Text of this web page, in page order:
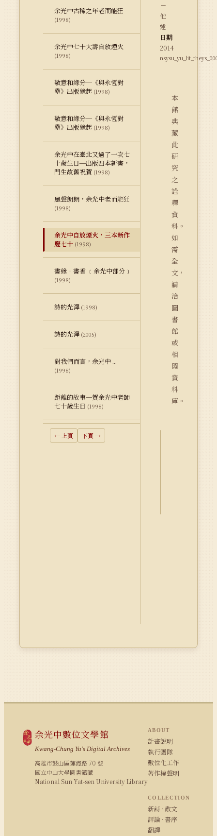
余光中古稀之年老而能狂
(1998)
余光中七十大壽自放煙火
(1998)
敬意和緣分─《與永恆對
壘》出版緣起 (1998)
敬意和緣分─《與永恆對
壘》出版緣起 (1998)
余光中在臺北又過了一次七
十歲生日─出版四本新書，
門生故舊祝賀 (1998)
風聲朗朗，余光中老而能狂
(1998)
余光中自放煙火，三本新作
慶七十 (1998)
書緣‧書香 ﹝余光中部分﹞
(1998)
詩的光澤 (1998)
詩的光澤 (2005)
對我們而言，余光中 ...
(1998)
距離的故事─賀余光中老師
七十歲生日 (1998)
← 上頁 下頁 →
－
他
述
日期
2014
本
館
典
藏
此
研
究
之
詮
釋
資
料。
如
需
全
文，
請
洽
圖
書
館
或
相
關
資
料
庫。
余光中數位文學館
Kwang-Chung Yu's Digital Archives
高雄市鼓山區蓮海路 70 號
國立中山大學圖書館藏
National Sun Yat-sen University Library
ABOUT
計畫說明
執行團隊
數位化工作
著作權聲明
COLLECTION
新詩 · 散文
評論 · 書序
翻譯